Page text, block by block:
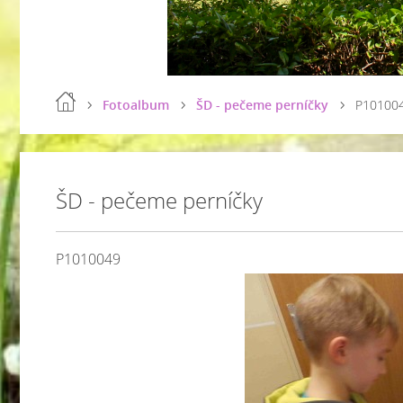
Fotoalbum ŠD - pečeme perníčky
ŠD - pečeme perníčky
P1010049